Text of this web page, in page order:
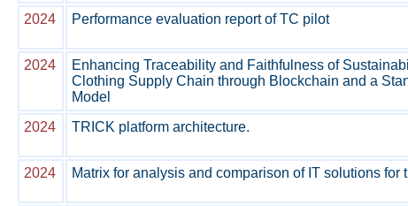
2024
Performance evaluation report of TC pilot
2024
Enhancing Traceability and Faithfulness of
Clothing Supply Chain through Blockchain and a
Model
2024
TRICK platform architecture.
2024
Matrix for analysis and comparison of IT solutions for